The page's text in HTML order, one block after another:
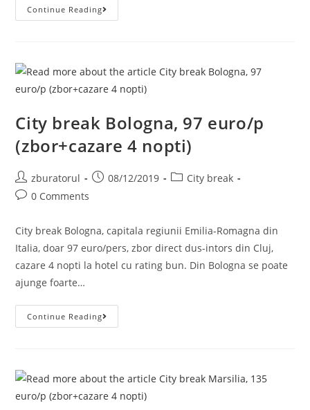
Continue ReadingVacanta
In
(zbor+cazare
7
Nopti)
City break Bologna, 97 euro/p
(zbor+cazare 4 nopti)
Post
author:
zburatorul
Post08/12/2019
PostCity break
Post0 Comments
City break Bologna, capitala regiunii Emilia-Romagna din
Italia, doar 97 euro/pers, zbor direct dus-intors din Cluj,
cazare 4 nopti la hotel cu rating bun. Din Bologna se poate
ajunge foarte…
Continue ReadingCity
Break
4
Nopti)